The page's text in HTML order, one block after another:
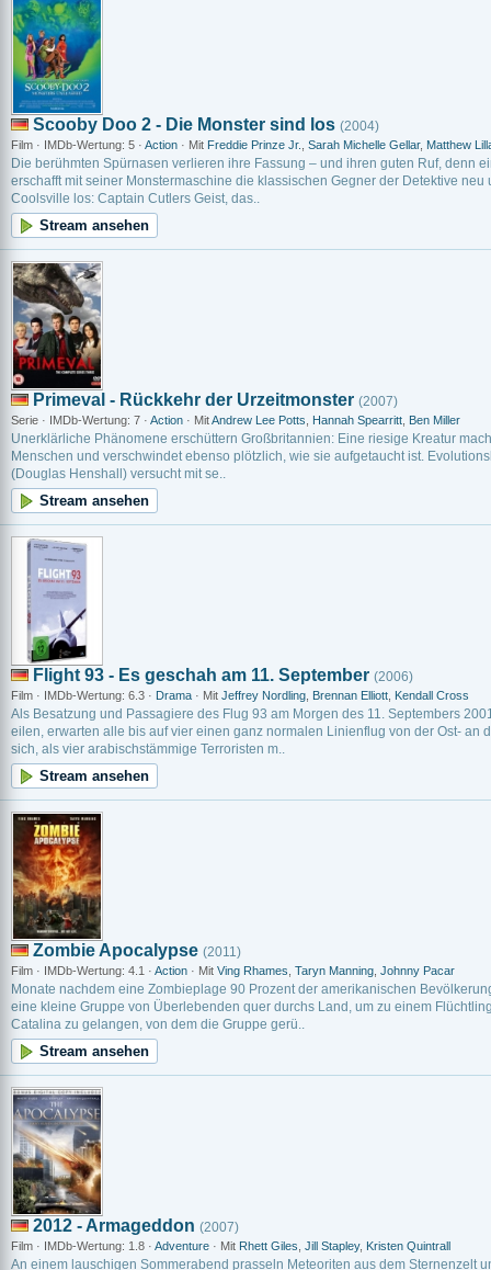
Scooby Doo 2 - Die Monster sind los (2004)
Film · IMDb-Wertung: 5 · Action · Mit Freddie Prinze Jr. Sarah Michelle Gellar, Matthew
Die berühmten Spürnasen verlieren ihre Fassung – und ihren guten Ruf, denn
erschafft mit seiner Monstermaschine die klassischen Gegner der Detektive neu
Coolsville los: Captain Cutlers Geist, das..
Stream ansehen
Primeval - Rückkehr der Urzeitmonster (2007)
Serie · IMDb-Wertung: 7 · Action · MitAndrew Lee Potts Hannah Spearritt Ben Miller
Unerklärliche Phänomene erschüttern Großbritannien: Eine riesige Kreatur
Menschen und verschwindet ebenso plötzlich, wie sie aufgetaucht ist.
(Douglas Henshall) versucht mit se..
Stream ansehen
Flight 93 - Es geschah am 11. September (2006)
Film · IMDb-Wertung: 6.3 · Drama · Mit Jeffrey Nordling Brennan Elliott Kendall Cross
Als Besatzung und Passagiere des Flug 93 am Morgen des 11. Septembers
eilen, erwarten alle bis auf vier einen ganz normalen Linienflug von der Ost- an
sich, als vier arabischstämmige Terroristen m..
Stream ansehen
Zombie Apocalypse (2011)
Film · IMDb-Wertung: 4.1 · Action · Mit Ving Rhames Taryn Manning Johnny Pacar
Monate nachdem eine Zombieplage 90 Prozent der amerikanischen
eine kleine Gruppe von Überlebenden quer durchs Land, um zu einem
Catalina zu gelangen, von dem die Gruppe gerü..
Stream ansehen
2012 - Armageddon (2007)
Film · IMDb-Wertung: 1.8 · Adventure · Mit Rhett Giles Jill Stapley, Kristen Quintrall
An einem lauschigen Sommerabend prasseln Meteoriten aus dem Sternenzelt